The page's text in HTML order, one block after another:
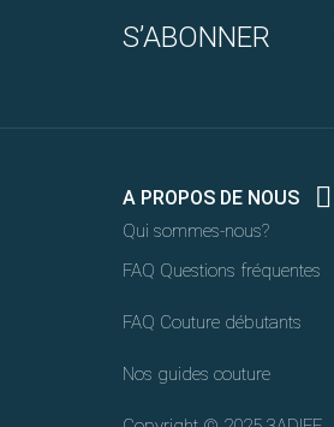
S’ABONNER
A PROPOS DE NOUS 
Qui sommes-nous?
FAQ Questions fréquentes
FAQ Couture débutants
Nos guides couture